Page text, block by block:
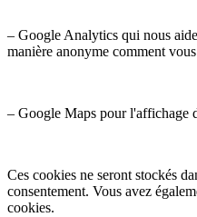
– Google Analytics qui nous
manière anonyme comment
– Google Maps pour l'affichage
Ces cookies ne seront stockés
consentement. Vous avez
cookies.